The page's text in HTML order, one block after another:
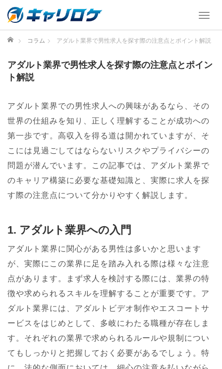
T
g
l
e
v
g
a
t
o
n
ホーム コラム アダルト業界で男性求人を探す際の注意点とポイント解説
アダルト業界で男性求人を探す際の注意点とポイン
ト解説
アダルト業界での男性求人への興味があるなら、その
世界の仕組みを知り、正しく理解することが成功への
第一歩です。高収入を得る道は開かれていますが、そ
こには見過ごしてはならないリスクやプライバシーの
問題が潜んでいます。この記事では、アダルト業界で
のキャリア構築に必要な基礎知識と、実際に求人を探
す際の注意点について分かりやすく解説します。
1. アダルト業界への入門
アダルト業界に関心がある男性は多いかと思います
が、実際にこの業界に足を踏み入れる際は様々な注意
点があります。まず求人を検討する際には、業界の特
徴や求められるスキルを理解することが重要です。ア
ダルト業界には、アダルトビデオ制作やエスコートサ
ービスをはじめとして、多岐にわたる職種が存在しま
す。それぞれの業界で求められるルールや規制につい
てもしっかりと把握しておく必要があるでしょう。特